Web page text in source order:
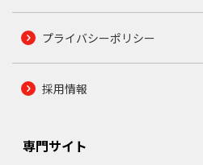
プライバシーポリシー
採用情報
専門サイト